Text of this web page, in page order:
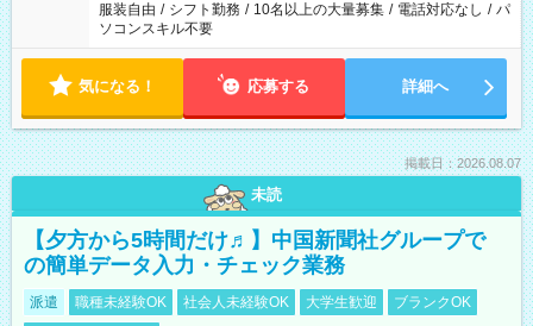
服装自由 / シフト勤務 / 10名以上の大量募集 / 電話対応なし / パ
ソコンスキル不要
気になる！ 応募する 詳細へ
掲載日：2026.08.07
未読
【夕方から5時間だけ♬】中国新聞社グループで
の簡単データ入力・チェック業務
派遣 職種未経験OK 社会人未経験OK 大学生歓迎
ブランクOK